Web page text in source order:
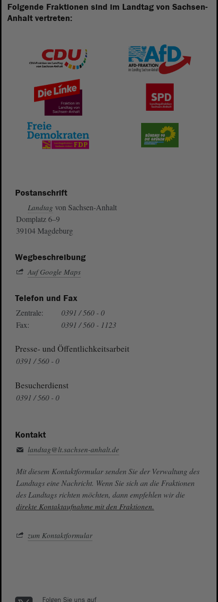
Folgende Fraktionen sind im Landtag von Sachsen-
Anhalt vertreten:
Postanschrift
Landtag von Sachsen-Anhalt
Domplatz 6–9
39104 Magdeburg
Wegbeschreibung
Auf Google Maps
Telefon und Fax
Zentrale:
0391 / 560 - 0
Fax:
0391 / 560 - 1123
Presse- und Öffentlichkeitsarbeit
0391 / 560 - 0
Besucherdienst
0391 / 560 - 0
Kontakt
landtag@lt.sachsen-anhalt.de
Mit diesem Kontaktformular senden Sie der Verwaltung des
Landtags eine Nachricht. Wenn Sie sich an die Fraktionen
des Landtags richten möchten, dann empfehlen wir die
direkte Kontaktaufnahme mit den Fraktionen.
zum Kontaktformular
Folgen Sie uns auf